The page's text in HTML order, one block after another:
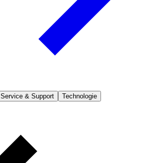
Service & Support Technologie